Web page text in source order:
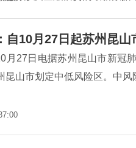
自10月27日起苏州昆山
月27日电据苏州昆山市新冠
昆山市划定中低风险区。中